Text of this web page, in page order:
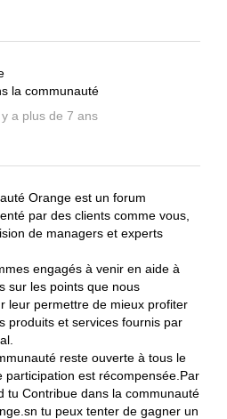
la communauté
y a plus de 7 ans
Orange est un forum
par des clients comme vous,
de managers et experts
engagés à venir en aide à
sur les points que nous
leur permettre de mieux profiter
produits et services fournis par
reste ouverte à tous le
participation est récompensée.Par
tu Contribue dans la communauté
tu peux tenter de gagner un